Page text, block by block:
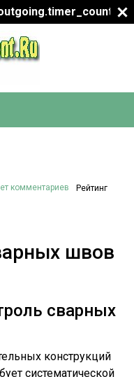
комментариев Рейтинг
швов
сварных
конструкций
систематической